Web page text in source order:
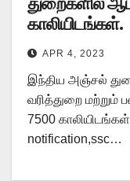
காலியிடங்கள்.
APR 4, 2023
இந்திய அஞ்சல்
வரித்துறை மற்றும்
7500
notification,ssc…